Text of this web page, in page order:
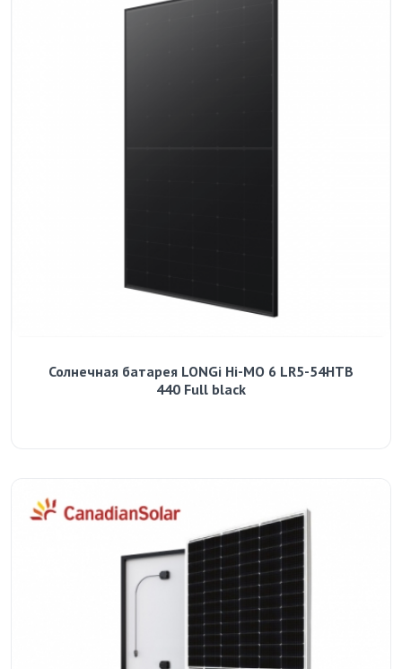
Солнечная батарея LONGi Hi-MO 6 LR5-54HTB
440 Full black